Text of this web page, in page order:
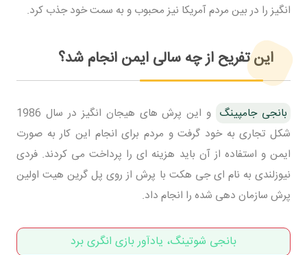
انگیز را در بین مردم آمریکا نیز محبوب و به سمت خود جذب کرد.
این تفریح از چه سالی ایمن انجام شد؟
بانجی جامپینگ
و این پرش های هیجان انگیز در سال 1986
شکل تجاری به خود گرفت و مردم برای انجام این کار به صورت
ایمن و استفاده از آن باید هزینه ای را پرداخت می کردند. فردی
نیوزلندی به نام ای جی هکت با پرش از روی پل گرین هیت اولین
پرش سازمان دهی شده را انجام داد.
بانجی شوتینگ، یادآور بازی انگری برد